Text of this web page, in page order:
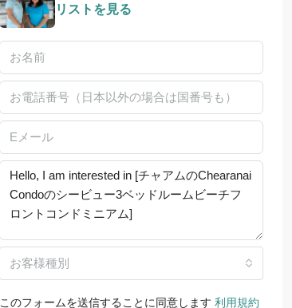
リストを見る
お客様種別
このフォームを送信することに同意します 利用規約